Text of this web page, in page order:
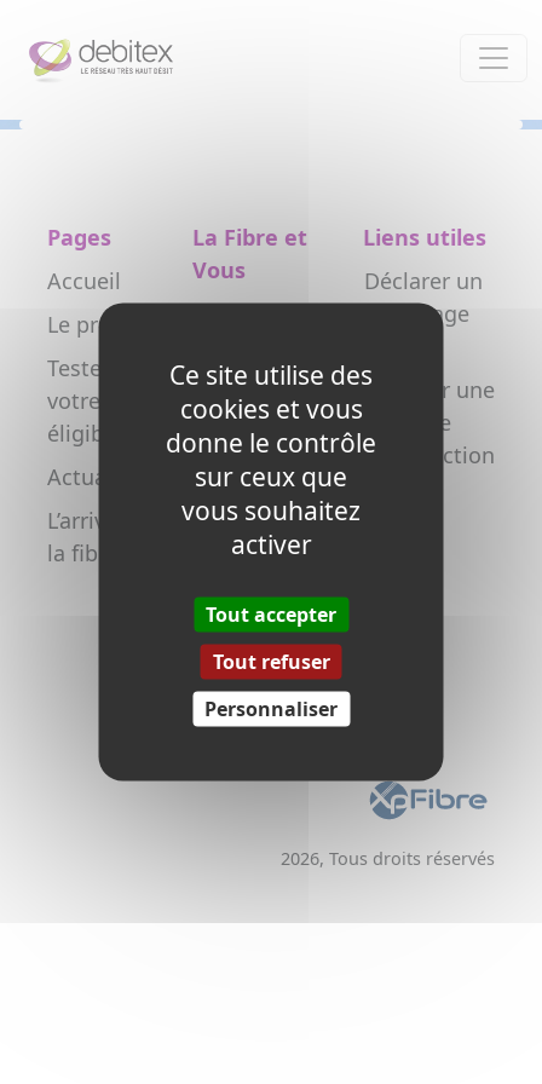
Pages
Accueil
Le projet
Testez
votre
éligibilité
Actualités
L’arrivée de
la fibre
La Fibre et
Vous
Particulier
Collectivité
Opérateur
Copropriétés
/ syndics
Promoteurs /
Aménageurs
Liens utiles
Déclarer un
dommage
Déclarer une
nouvelle
construction
2026, Tous droits réservés
Ce site utilise des
cookies et vous
donne le contrôle
sur ceux que
vous souhaitez
activer
Tout accepter
Tout refuser
Personnaliser